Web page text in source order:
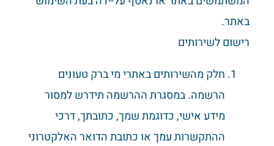
באתר.
רישום לשירותים
חלק מהשירותים באתרי מי ברק טעונים
הרשמה. במסגרת ההרשמה תידרש למסור
מידע אישי, כדוגמת שמך, כתובתך, דרכי
ההתקשרות עמך או כתובת הדואר האלקטרוני